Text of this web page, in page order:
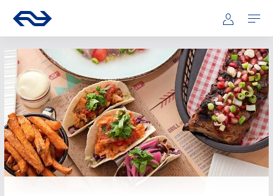
Hoofdnavigatie
Ga naar de homepage van ns.nl Mijn NS
Openen